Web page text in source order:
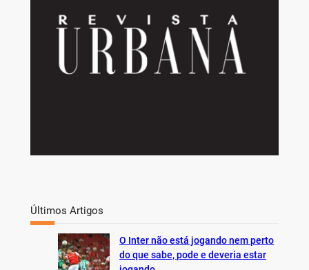
Últimos Artigos
O Inter não está jogando nem perto
do que sabe, pode e deveria estar